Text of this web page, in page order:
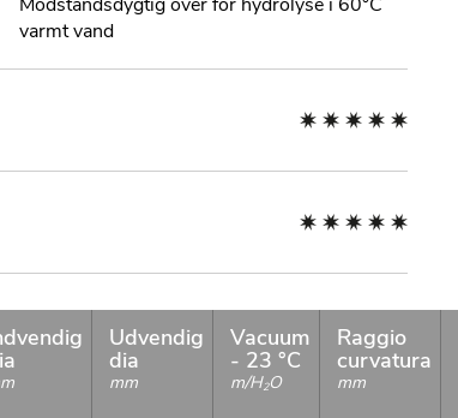
varmt vand
Udvendig
dia
mm
Vacuum
- 23 °C
m/H2O
Raggio
curvatura
mm